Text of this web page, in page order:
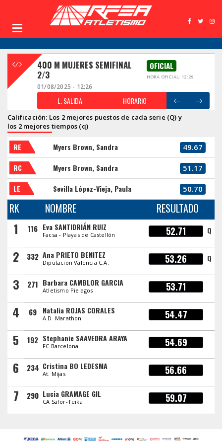
400 M MUJERES SEMIFINAL
2/3
OFICIAL
HORA OFICIAL: 12:29
01/08/2025 - 12:26
L. SALIDA HORARIO
Calificación: Los 2 mejores puestos de cada serie (Q) y
los 2 mejores tiempos (q)
RE Myers Brown, Sandra 49.67
RC Myers Brown, Sandra 51.17
LE Sevilla López-Vieja, Paula 50.70
RK NOMBRE RESULTADO
1 116 Eva SANTIDRIÁN RUIZ
Facsa - Playas de Castellón 52.71 Q
2 332 Ana PRIETO BENITEZ
Diputación Valencia C.A. 53.26 Q
3 271 Barbara CAMBLOR GARCIA
Atletismo Pielagos 53.71
4 69 Natalia ROJAS CORALES
A.D. Marathon 54.47
5 192 Stephanie SAAVEDRA ARAYA
FC Barcelona 54.69
6 234 Cristina BO LEDESMA
At. Mijas 56.66
7 290 Lucia GRAMAGE GIL
CA Safor-Teika 59.07